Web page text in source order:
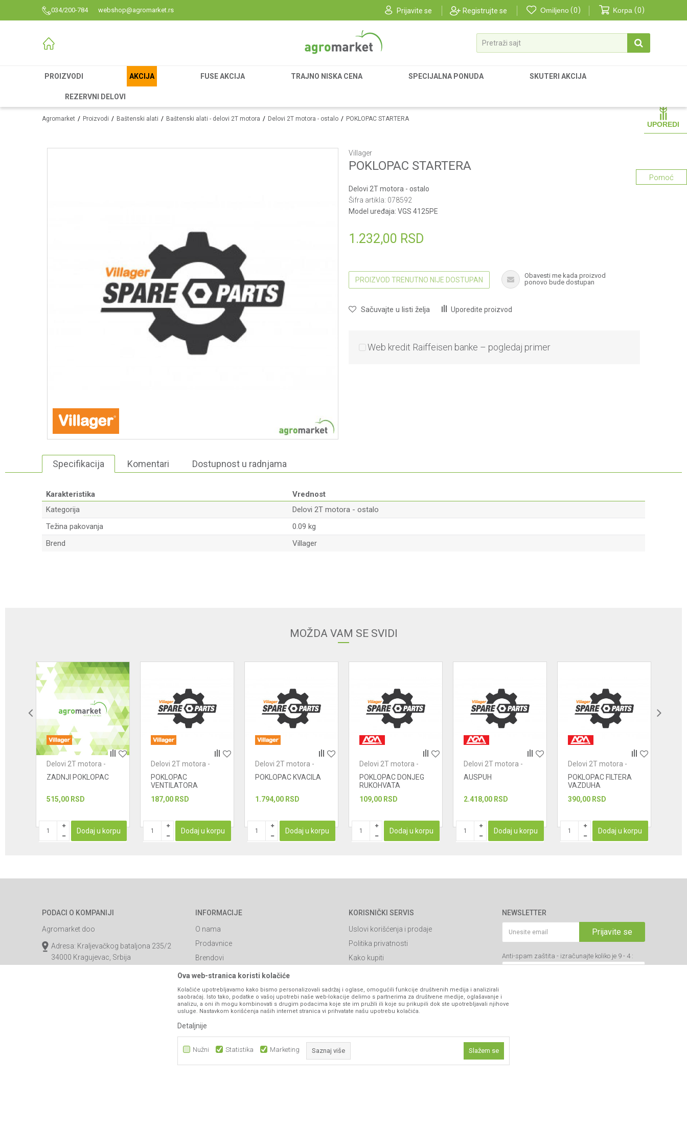
034/200-784 webshop@agromarket.rs Prijavite se Registrujte se Omiljeno 0 Korpa 0
Pretraži sajt
PROIZVODI AKCIJA FUSE AKCIJA TRAJNO NISKA CENA SPECIJALNA PONUDA SKUTERI AKCIJA
REZERVNI DELOVI
UPOREDI
Agromarket Proizvodi Baštenski alati Baštenski alati - delovi 2T motora Delovi 2T motora - ostalo POKLOPAC STARTERA
Villager
POKLOPAC STARTERA
Delovi 2T motora - ostalo
Šifra artikla: 078592
Model uređaja: VGS 4125PE
1.232,00 RSD
PROIZVOD TRENUTNO NIJE DOSTUPAN
Obavesti me kada proizvod
ponovo bude dostupan
Sačuvajte u listi želja Uporedite proizvod
Web kredit Raiffeisen banke – pogledaj primer
Pomoć
Specifikacija Komentari Dostupnost u radnjama
Karakteristika
Vrednost
Kategorija
Delovi 2T motora - ostalo
Težina pakovanja
0.09 kg
Brend
Villager
MOŽDA VAM SE SVIDI
Delovi 2T motora -
ZADNJI POKLOPAC
515,00 RSD
Dodaj u korpu
Delovi 2T motora -
POKLOPAC
VENTILATORA
187,00 RSD
Dodaj u korpu
Delovi 2T motora -
POKLOPAC KVACILA
1.794,00 RSD
Dodaj u korpu
Delovi 2T motora -
POKLOPAC DONJEG
RUKOHVATA
109,00 RSD
Dodaj u korpu
Delovi 2T motora -
AUSPUH
2.418,00 RSD
Dodaj u korpu
Delovi 2T motora -
POKLOPAC FILTERA
VAZDUHA
390,00 RSD
Dodaj u korpu
PODACI O KOMPANIJI
Agromarket doo
Adresa: Kraljevačkog bataljona 235/2
34000 Kragujevac, Srbija
INFORMACIJE
O nama
Prodavnice
Brendovi
Katalozi
Saradnja
Blog
Najčešća pitanja
Kontakt
KORISNIČKI SERVIS
Uslovi korišćenja i prodaje
Politika privatnosti
Kako kupiti
Click & Collect
Načini plaćanja
Plaćanje karticama
Pravo na odustajanje
Reklamacije
NEWSLETTER
Prijavite se
Anti-spam zaštita - izračunajte koliko je 9 - 4 :
VIBER I SMS NEWSLETTER
Ova web-stranica koristi kolačiće
Kolačiće upotrebljavamo kako bismo personalizovali sadržaj i oglase, omogućili funkcije društvenih medija i analizirali
saobraćaj. Isto tako, podatke o vašoj upotrebi naše web-lokacije delimo s partnerima za društvene medije, oglašavanje i
analizu, a oni ih mogu kombinovati s drugim podacima koje ste im pružili ili koje su prikupili dok ste upotrebljavali njihove
usluge. Nastavkom korišćenja naših internet stranica vi prihvatate našu upotrebu kolačića.
Detaljnije
Nužni Statistika Marketing Saznaj više Slažem se